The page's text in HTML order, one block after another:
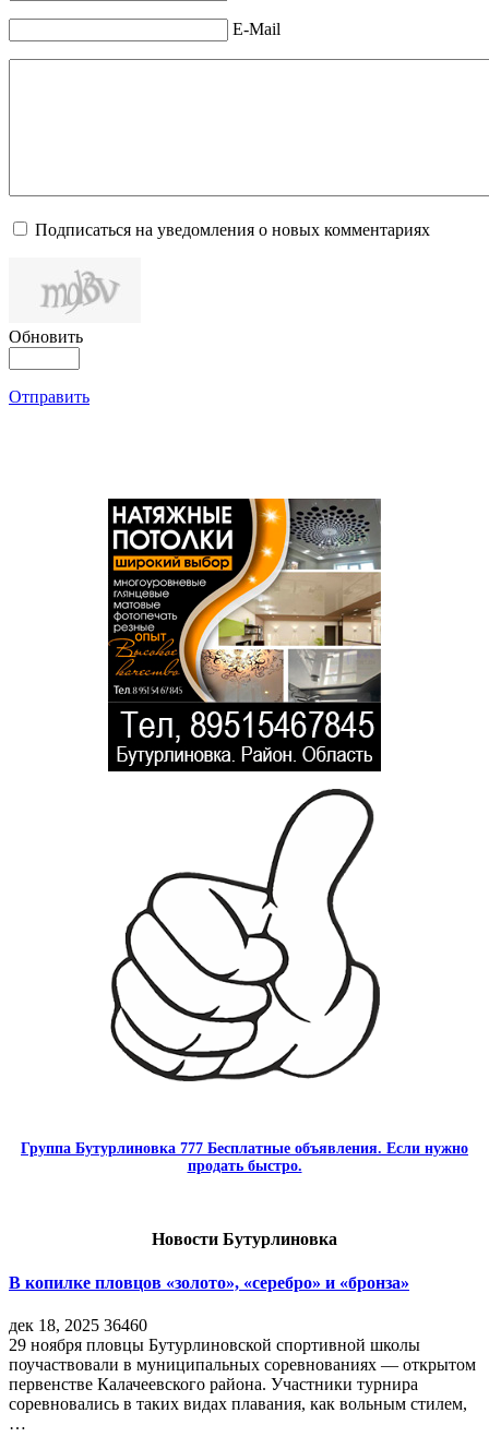
E-Mail
Подписаться на уведомления о новых комментариях
Обновить
Отправить
Группа Бутурлиновка 777 Бесплатные объявления. Если нужно
продать быстро.
Новости Бутурлиновка
В копилке пловцов «золото», «серебро» и «бронза»
дек 18, 2025 36460
29 ноября пловцы Бутурлиновской спортивной школы
поучаствовали в муниципальных соревнованиях — открытом
первенстве Калачеевского района. Участники турнира
соревновались в таких видах плавания, как вольным стилем,
…